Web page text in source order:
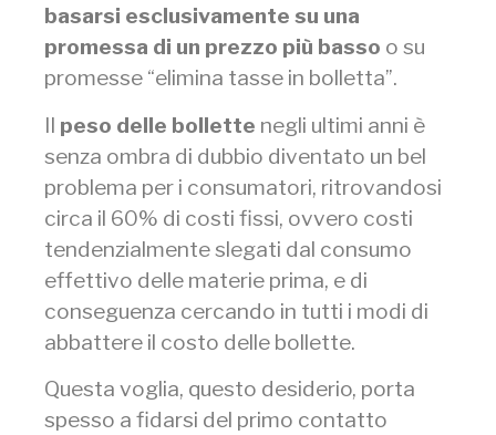
basarsi esclusivamente su una
promessa di un prezzo più basso o su
promesse “elimina tasse in bolletta”.
Il peso delle bollette negli ultimi anni è
senza ombra di dubbio diventato un bel
problema per i consumatori, ritrovandosi
circa il 60% di costi fissi, ovvero costi
tendenzialmente slegati dal consumo
effettivo delle materie prima, e di
conseguenza cercando in tutti i modi di
abbattere il costo delle bollette.
Questa voglia, questo desiderio, porta
spesso a fidarsi del primo contatto